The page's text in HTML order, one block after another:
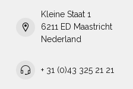
Kleine Staat 1
6211 ED Maastricht
Nederland
+ 31 (0)43 325 21 21